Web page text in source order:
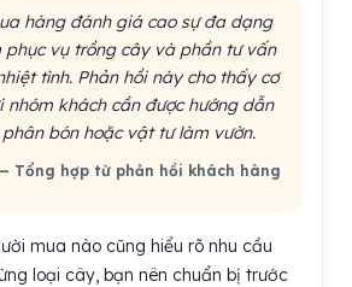
hàng đánh giá cao sự đa dạng
phục vụ trồng cây và phần tư vấn
tình. Phản hồi này cho thấy cơ
nhóm khách cần được hướng dẫn
bón hoặc vật tư làm vườn.
Tổng hợp từ phản hồi khách hàng
mua nào cũng hiểu rõ nhu cầu
loại cây, bạn nên chuẩn bị trước